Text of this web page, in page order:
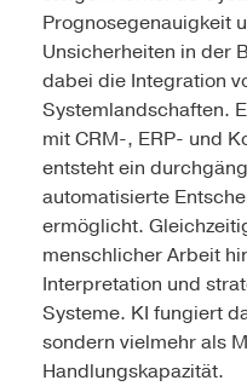
Prognosegenauigkeit
Unsicherheiten in der
dabei die Integration
Systemlandschaften.
mit CRM-, ERP- und
entsteht ein
automatisierte
ermöglicht.
menschlicher Arbeit
Interpretation und
Systeme. KI fungiert
sondern vielmehr als
Handlungskapazität.